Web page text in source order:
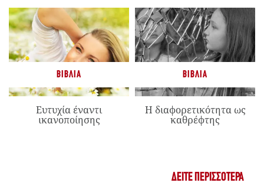
ΒΙΒΛΊΑ
Ευτυχία έναντι
ικανοποίησης
ΒΙΒΛΊΑ
Η διαφορετικότητα ως
καθρέφτης
ΔΕΊΤΕ ΠΕΡΙΣΣΌΤΕΡΑ